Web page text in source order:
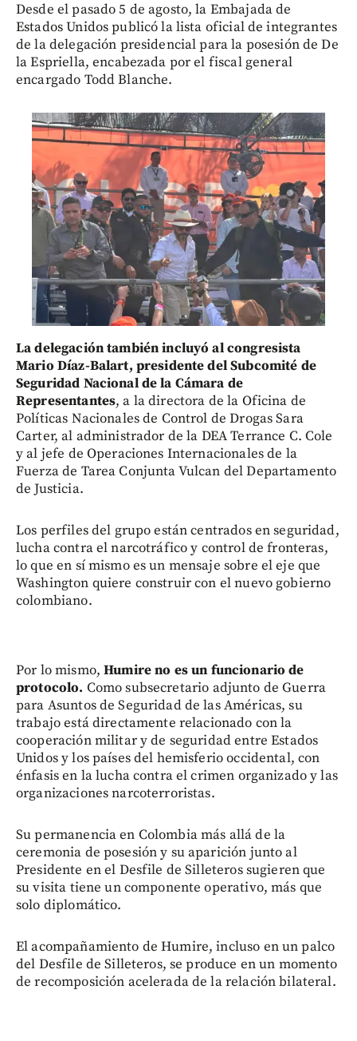
Desde el pasado 5 de agosto, la Embajada de
Estados Unidos publicó la lista oficial de integrantes
de la delegación presidencial para la posesión de De
la Espriella, encabezada por el fiscal general
encargado Todd Blanche.
La delegación también incluyó al congresista
Mario Díaz-Balart, presidente del Subcomité de
Seguridad Nacional de la Cámara de
Representantes, a la directora de la Oficina de
Políticas Nacionales de Control de Drogas Sara
Carter, al administrador de la DEA Terrance C. Cole
y al jefe de Operaciones Internacionales de la
Fuerza de Tarea Conjunta Vulcan del Departamento
de Justicia.
Los perfiles del grupo están centrados en seguridad,
lucha contra el narcotráfico y control de fronteras,
lo que en sí mismo es un mensaje sobre el eje que
Washington quiere construir con el nuevo gobierno
colombiano.
Por lo mismo,Humire no es un funcionario de
protocolo. Como subsecretario adjunto de Guerra
para Asuntos de Seguridad de las Américas, su
trabajo está directamente relacionado con la
cooperación militar y de seguridad entre Estados
Unidos y los países del hemisferio occidental, con
énfasis en la lucha contra el crimen organizado y las
organizaciones narcoterroristas.
Su permanencia en Colombia más allá de la
ceremonia de posesión y su aparición junto al
Presidente en el Desfile de Silleteros sugieren que
su visita tiene un componente operativo, más que
solo diplomático.
El acompañamiento de Humire, incluso en un palco
del Desfile de Silleteros, se produce en un momento
de recomposición acelerada de la relación bilateral.